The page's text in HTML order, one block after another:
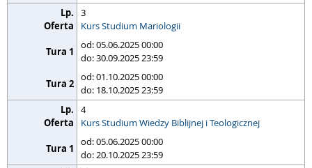
3
Kurs Studium Mariologii
od: 05.06.2025 00:00
do: 30.09.2025 23:59
od: 01.10.2025 00:00
do: 18.10.2025 23:59
4
Kurs Studium Wiedzy Biblijnej i Teologicznej
od: 05.06.2025 00:00
do: 20.10.2025 23:59